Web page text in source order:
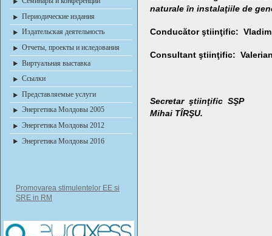
Периодические издания
Издательская деятельность
Отчеты, проекты и иследования
Виртуальная выставка
Ссылки
Представляемые услуги
Энергетика Молдовы 2005
Энергетика Молдовы 2012
Энергетика Молдовы 2016
Promovarea stimulentelor EE si
SRE in RM
naturale în instalaţiile de
Conducător ştiinţific:
Consultant ştiinţific:
Secretar
Mihai TÎRŞU.